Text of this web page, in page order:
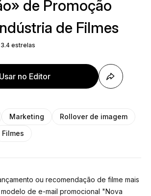
de Promoção
de Filmes
3.4estrelas
Usar no Editor
Marketing
Rollover de imagem
Filmes
ou recomendação de filme mais
de e-mail promocional "Nova